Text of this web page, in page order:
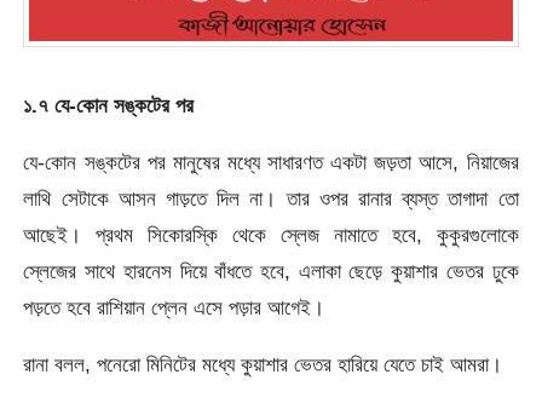
১.৭ যে-কোন সঙ্কটের পর
যে-কোন সঙ্কটের পর মানুষের মধ্যে সাধারণত একটা জড়তা আসে, নিয়াজের
লাথি সেটাকে আসন গাড়তে দিল না। তার ওপর রানার ব্যস্ত তাগাদা তো
আছেই। প্রথম সিকোরস্কি থেকে স্লেজ নামাতে হবে, কুকুরগুলোকে
স্লেজের সাথে হারনেস দিয়ে বাঁধতে হবে, এলাকা ছেড়ে কুয়াশার ভেতর ঢুকে
পড়তে হবে রাশিয়ান প্লেন এসে পড়ার আগেই।
রানা বলল, পনেরো মিনিটের মধ্যে কুয়াশার ভেতর হারিয়ে যেতে চাই আমরা।